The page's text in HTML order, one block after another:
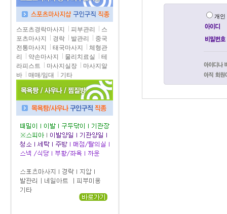
스포츠경락마사지 피부관리
스
포츠마사지
경락 발관리
중국
전통마사지
태국마사지
체형관
리
약손마사지 물리치료실
테
라피스트
마사지실장
마사지알
바
매매/임대 기타
개